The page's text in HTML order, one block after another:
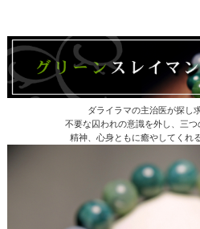
ダライラマの主治医が探し
不要な囚われの意識を外し、三
精神、心身ともに癒やしてくれ